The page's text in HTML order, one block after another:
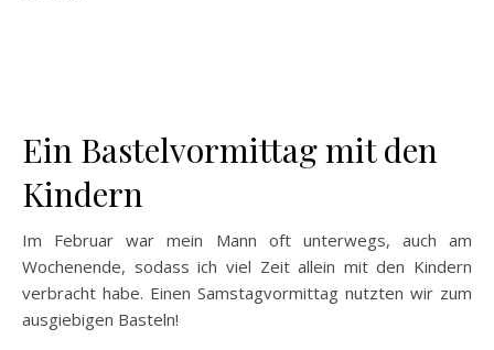
Ein Bastelvormittag mit den
Kindern
Im Februar war mein Mann oft unterwegs, auch am
Wochenende, sodass ich viel Zeit allein mit den Kindern
verbracht habe. Einen Samstagvormittag nutzten wir zum
ausgiebigen Basteln!